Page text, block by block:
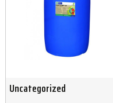
Uncategorized